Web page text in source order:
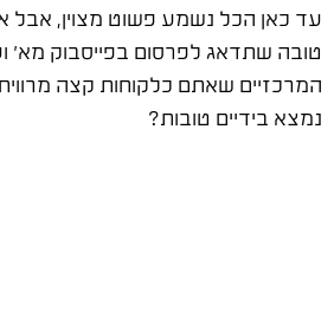
עד כאן הכל נשמע פשוט מצוין, אבל
טובה שתדאג לפרסום בפייסבוק מא'
המרכזיים שאתם כלקוחות קצה
נמצא בידיים טובות?